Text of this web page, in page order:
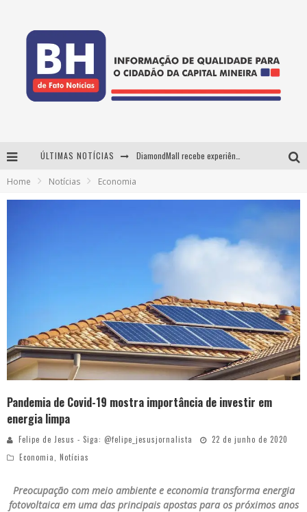
ÚLTIMAS NOTÍCIAS
Home Notícias Economia
Pandemia de Covid-19 mostra importância de investir em
energia limpa
Felipe de Jesus - Siga: @felipe_jesusjornalista
22 de junho de 2020
Economia
Notícias
Preocupação com meio ambiente e economia transforma energia
fotovoltaica em uma das principais apostas para os próximos anos